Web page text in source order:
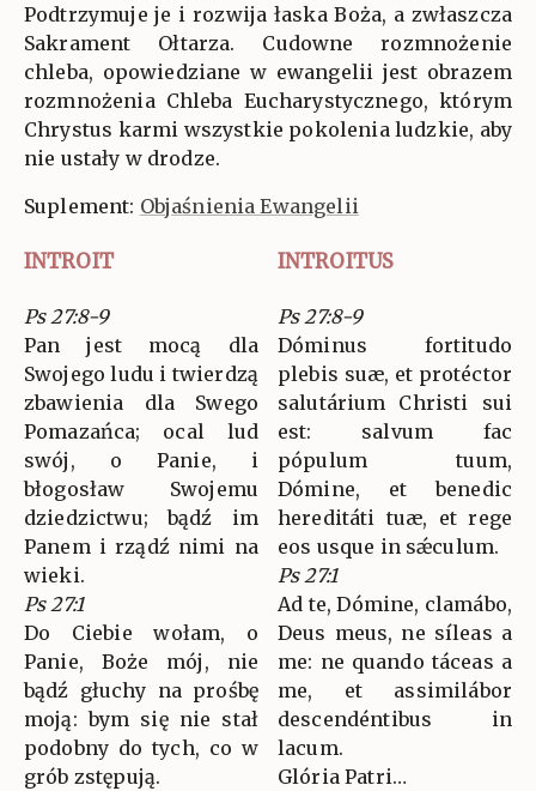
Podtrzymuje je i rozwija łaska Boża, a zwłaszcza
Sakrament Ołtarza. Cudowne rozmnożenie
chleba, opowiedziane w ewangelii jest obrazem
rozmnożenia Chleba Eucharystycznego, którym
Chrystus karmi wszystkie pokolenia ludzkie, aby
nie ustały w drodze.
Suplement: Objaśnienia Ewangelii
INTROIT INTROITUS
Ps 27:8-9
Pan jest mocą dla
Swojego ludu i twierdzą
zbawienia dla Swego
Pomazańca; ocal lud
swój, o Panie, i
błogosław Swojemu
dziedzictwu; bądź im
Panem i rządź nimi na
wieki.
Ps 27:1
Do Ciebie wołam, o
Panie, Boże mój, nie
bądź głuchy na prośbę
moją: bym się nie stał
podobny do tych, co w
grób zstępują.
Ps 27:8-9
Dóminus fortitudo
plebis suæ, et protéctor
salutárium Christi sui
est: salvum fac
pópulum tuum,
Dómine, et benedic
hereditáti tuæ, et rege
eos usque in sǽculum.
Ps 27:1
Ad te, Dómine, clamábo,
Deus meus, ne síleas a
me: ne quando táceas a
me, et assimilábor
descendéntibus in
lacum.
Glória Patri…